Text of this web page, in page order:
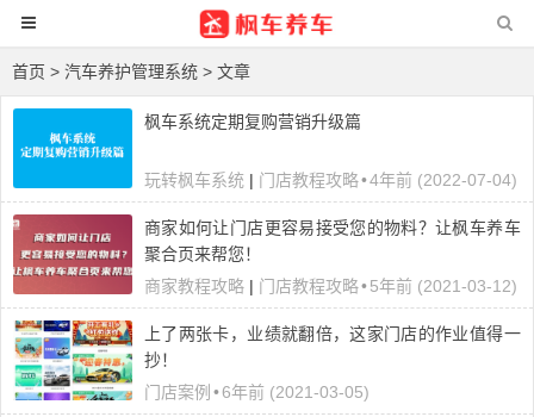
首页 > 汽车养护管理系统 > 文章
枫车系统定期复购营销升级篇
玩转枫车系统 | 门店教程攻略•4年前 (2022-07-04)
商家如何让门店更容易接受您的物料？让枫车养车
聚合页来帮您！
商家教程攻略 | 门店教程攻略•5年前 (2021-03-12)
上了两张卡，业绩就翻倍，这家门店的作业值得一
抄！
门店案例 •6年前 (2021-03-05)